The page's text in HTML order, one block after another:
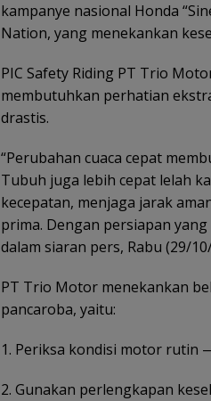
kampanye nasional Honda
Nation, yang menekankan
PIC Safety Riding PT Trio
membutuhkan perhatian
drastis.
“Perubahan cuaca cepat
Tubuh juga lebih cepat lelah
kecepatan, menjaga jarak
prima. Dengan persiapan
dalam siaran pers, Rabu (29/
PT Trio Motor menekankan
pancaroba, yaitu:
1. Periksa kondisi motor rutin
2. Gunakan perlengkapan